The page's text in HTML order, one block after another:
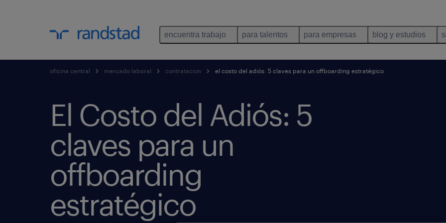
encuentra trabajo para talentos para empresas blog y estudios
oficina central mercado laboral contratacion el costo del adiós: 5 claves para un offboarding estratégico
El Costo del Adiós: 5
claves para un
offboarding
estratégico